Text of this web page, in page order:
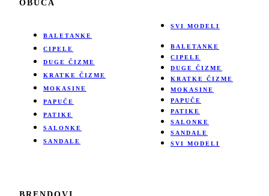
OBUĆA
BALETANKE
CIPELE
DUGE ČIZME
KRATKE ČIZME
MOKASINE
PAPUČE
PATIKE
SALONKE
SANDALE
SVI MODELI
BALETANKE
CIPELE
DUGE ČIZME
KRATKE ČIZME
MOKASINE
PAPUČE
PATIKE
SALONKE
SANDALE
SVI MODELI